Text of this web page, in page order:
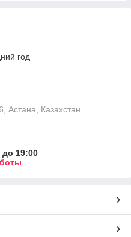
год
Астана, Казахстан
до 19:00